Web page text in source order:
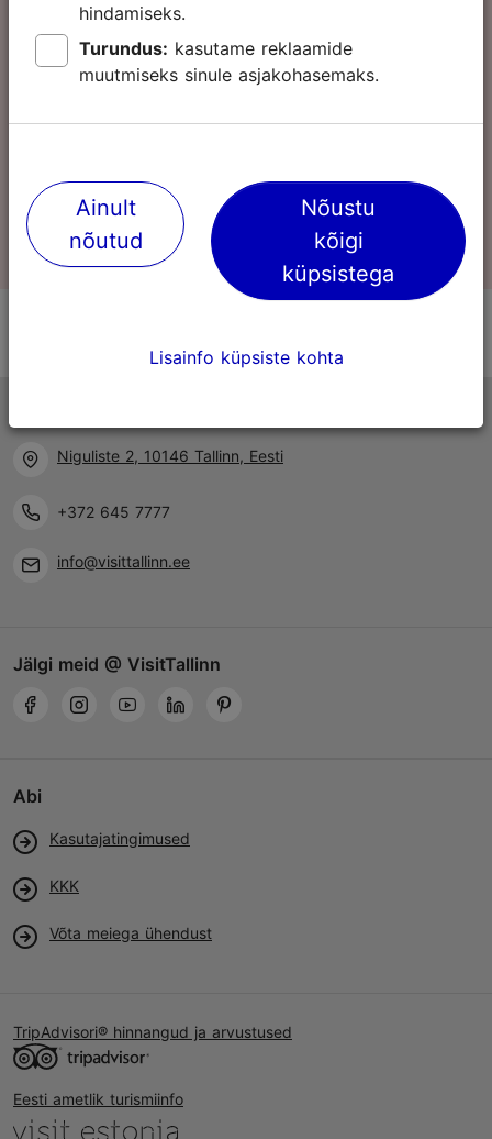
Täiskasvanu
78.00 €
41.00 €
Ostukorv
Niguliste 2, 10146 Tallinn, Eesti
+372 645 7777
info@visittallinn.ee
Jälgi meid @ VisitTallinn
Abi
Kasutajatingimused
KKK
Võta meiega ühendust
TripAdvisori® hinnangud ja arvustused
Eesti ametlik turismiinfo
hindamiseks.
Turundus:
muutmiseks sinule asjakohasemaks.
Ainult
nõutud
Nõustu
kõigi
küpsistega
Lisainfo küpsiste kohta